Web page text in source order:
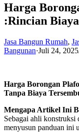
Harga
:Rincian
Jasa Bangun Rumah,
Bangunan·Juli 24, 2025
Harga Borongan
Tanpa Biaya
Mengapa Artikel Ini
Sebagai ahli konstruksi
menyusun panduan ini